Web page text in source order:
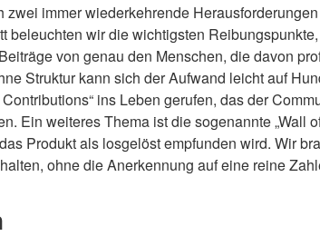
immer wiederkehrende
beleuchten wir die wichtigsten
von genau den Menschen, die davon
Struktur kann sich der Aufwand leicht auf
ins Leben gerufen, das der
Ein weiteres Thema ist die sogenannte „Wall
Produkt als losgelöst empfunden wird. Wir
ohne die Anerkennung auf eine reine